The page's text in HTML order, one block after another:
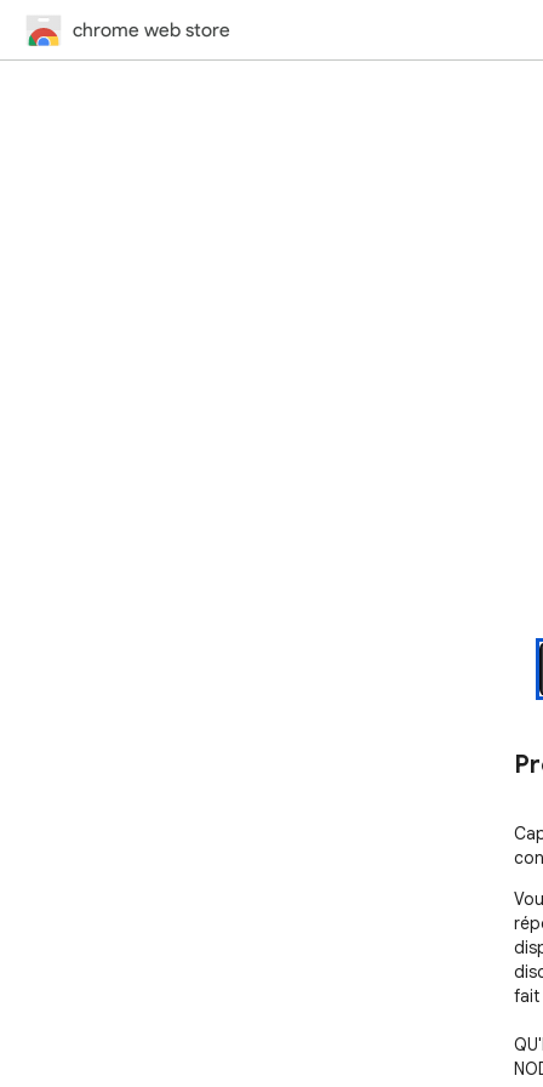
chrome web store
fait